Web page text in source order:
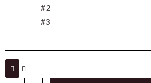
#2
#3